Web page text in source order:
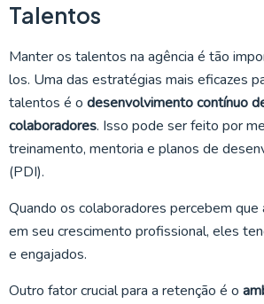
Talentos
Manter os talentos na agência é tão
los. Uma das estratégias mais eficazes
talentos é o desenvolvimento contínuo
colaboradores. Isso pode ser feito por
treinamento, mentoria e planos de
(PDI).
Quando os colaboradores percebem
em seu crescimento profissional, eles
e engajados.
Outro fator crucial para a retenção é o